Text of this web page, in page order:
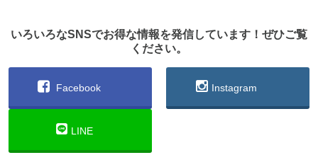
いろいろなSNSでお得な情報を発信しています！ぜひご覧
ください。
Facebook Instagram
LINE